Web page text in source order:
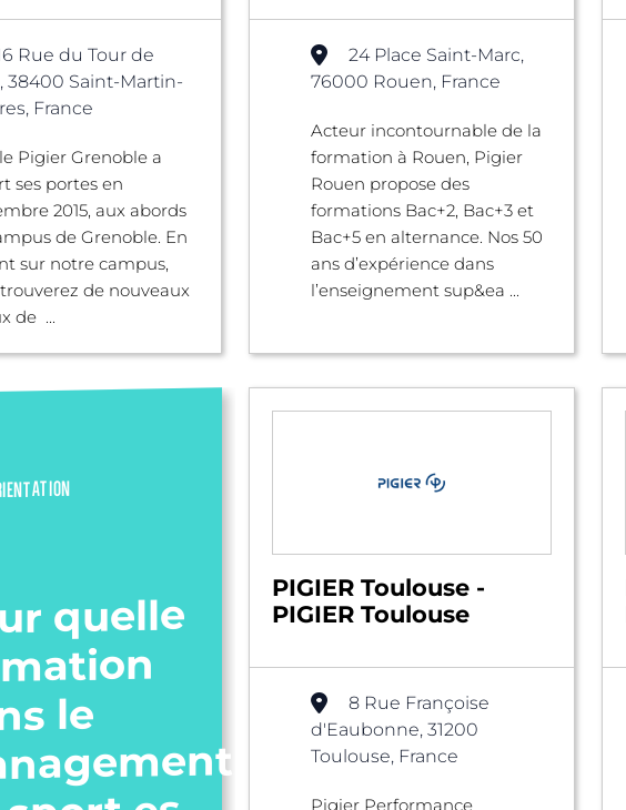
Rue du Tour de
38400 Saint-Martin-
France
Pigier Grenoble a
ses portes en
2015, aux abords
de Grenoble. En
sur notre campus,
de nouveaux
de ...
24 Place Saint-Marc,
76000 Rouen, France
Acteur incontournable de la
formation à Rouen, Pigier
Rouen propose des
formations Bac+2, Bac+3 et
Bac+5 en alternance. Nos 50
ans d’expérience dans
l’enseignement sup&ea ...
quelle
le
PIGIER Toulouse -
PIGIER Toulouse
8 Rue Françoise
d'Eaubonne, 31200
Toulouse, France
Pigier Performance